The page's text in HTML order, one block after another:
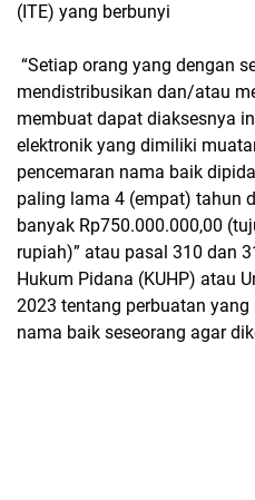
(ITE) yang berbunyi
“Setiap orang yang dengan
mendistribusikan dan/atau
membuat dapat diaksesnya
elektronik yang dimiliki
pencemaran nama baik
paling lama 4 (empat) tahun
banyak Rp750.000.000,00
rupiah)” atau pasal 310 dan
Hukum Pidana (KUHP) atau
2023 tentang perbuatan
nama baik seseorang agar